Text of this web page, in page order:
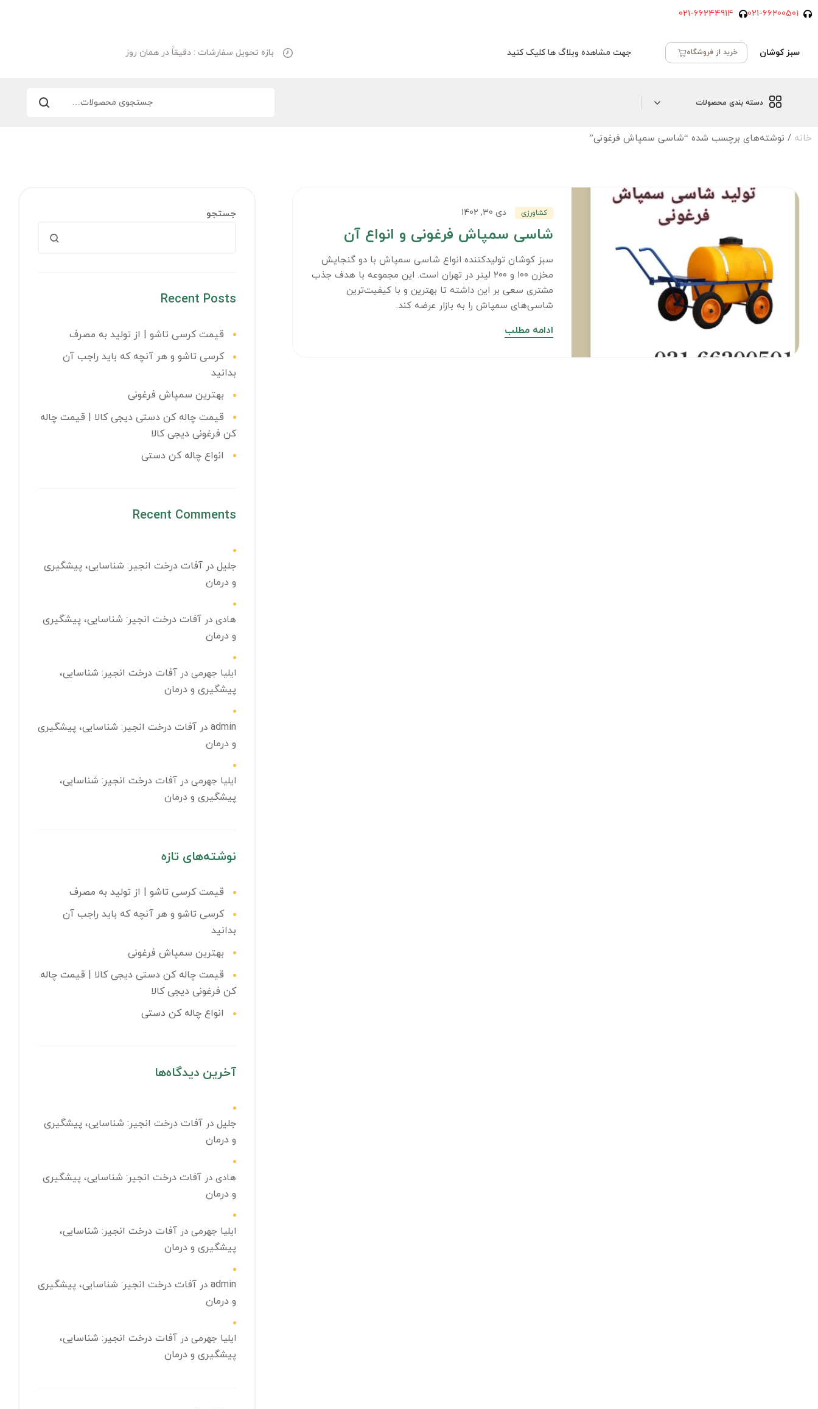
021-66200501
021-66244914
سبز کوشان خرید از فروشگاه جهت مشاهده وبلاگ ها کلیک کنید بازه تحویل سفارشات : دقیقاََ در همان روز
دسته بندی محصولات
خانه / نوشته‌های برچسب شده “شاسی سمپاش فرغونی”
کشاورزی دی 30, 1402
شاسی سمپاش فرغونی و انواع آن
سبز کوشان تولید‌کننده انواع شاسی سمپاش با دو گنجایش
مخزن ۱۰۰ و ۲۰۰ لیتر در تهران است. این مجموعه با هدف جذب
مشتری سعی بر این داشته تا بهترین و با کیفیت‌ترین
شاسی‌های سمپاش را به بازار عرضه کند.
ادامه مطلب
جستجو
Recent Posts
قیمت کرسی تاشو | از تولید به مصرف
کرسی تاشو و هر آنچه که باید راجب آن
بدانید
بهترین سمپاش فرغونی
قیمت چاله کن دستی دیجی کالا | قیمت چاله
کن فرغونی دیجی کالا
انواع چاله کن دستی
Recent Comments
جلیل در آفات درخت انجیر: شناسایی، پیشگیری
و درمان
هادی در آفات درخت انجیر: شناسایی، پیشگیری
و درمان
ایلیا جهرمی در آفات درخت انجیر: شناسایی،
پیشگیری و درمان
admin در آفات درخت انجیر: شناسایی، پیشگیری
و درمان
ایلیا جهرمی در آفات درخت انجیر: شناسایی،
پیشگیری و درمان
نوشته‌های تازه
قیمت کرسی تاشو | از تولید به مصرف
کرسی تاشو و هر آنچه که باید راجب آن
بدانید
بهترین سمپاش فرغونی
قیمت چاله کن دستی دیجی کالا | قیمت چاله
کن فرغونی دیجی کالا
انواع چاله کن دستی
آخرین دیدگاه‌ها
جلیل در آفات درخت انجیر: شناسایی، پیشگیری
و درمان
هادی در آفات درخت انجیر: شناسایی، پیشگیری
و درمان
ایلیا جهرمی در آفات درخت انجیر: شناسایی،
پیشگیری و درمان
admin در آفات درخت انجیر: شناسایی، پیشگیری
و درمان
ایلیا جهرمی در آفات درخت انجیر: شناسایی،
پیشگیری و درمان